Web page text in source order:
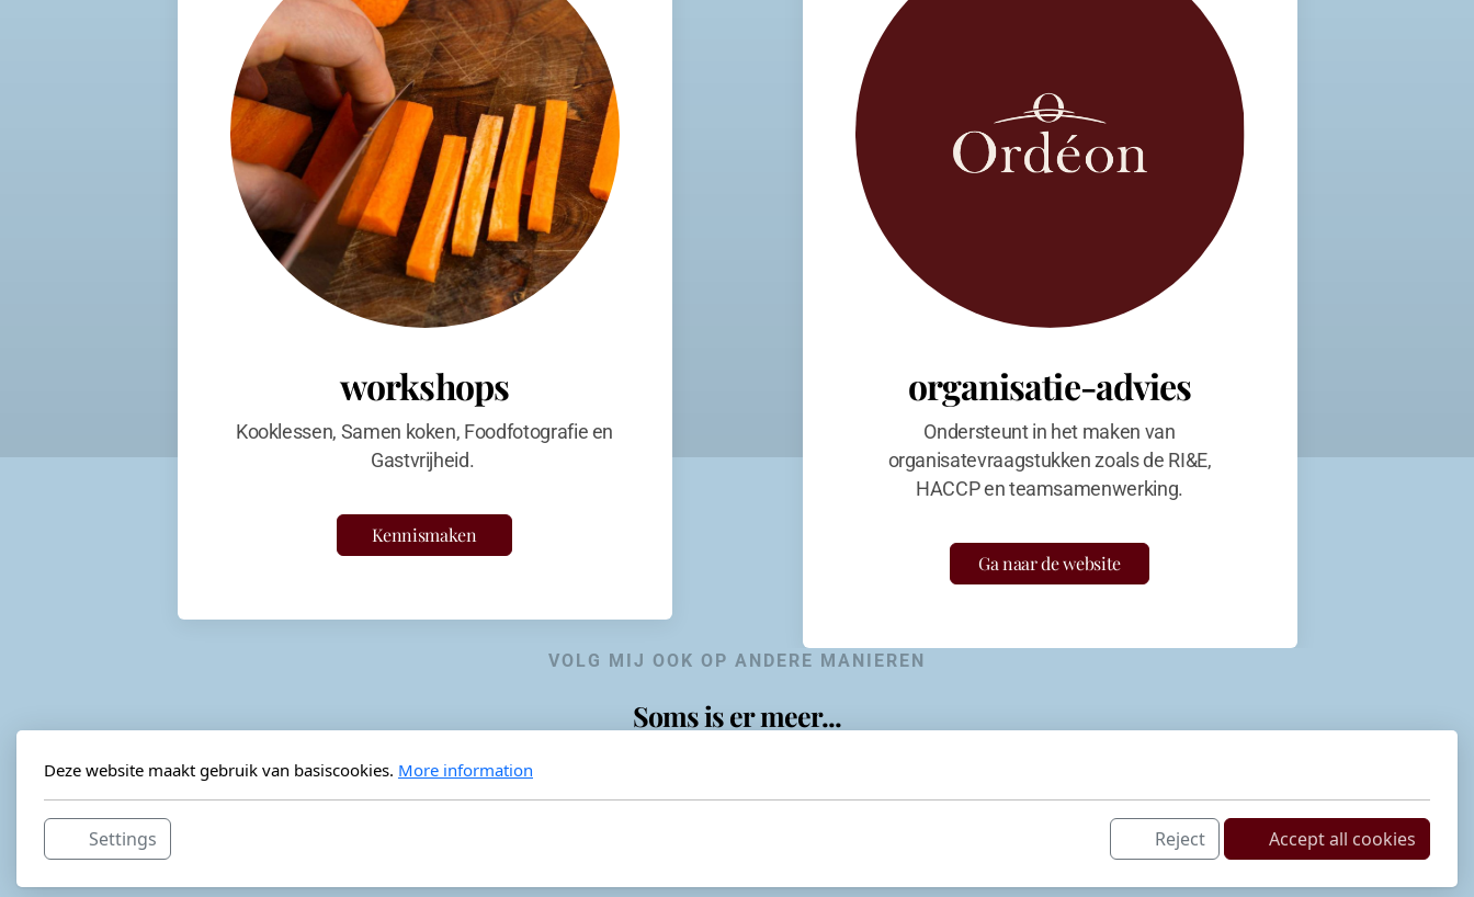
workshops
Kooklessen, Samen koken, Foodfotografie en
Gastvrijheid.
Kennismaken
organisatie-advies
Ondersteunt in het maken van
organisatevraagstukken zoals de RI&E,
HACCP en teamsamenwerking.
Ga naar de website
VOLG MIJ OOK OP ANDERE MANIEREN
Soms is er meer...
Deze website maakt gebruik van basiscookies. More information
Settings Reject Accept all cookies